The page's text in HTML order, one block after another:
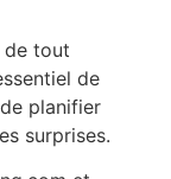
de tout
de
planifier
surprises.